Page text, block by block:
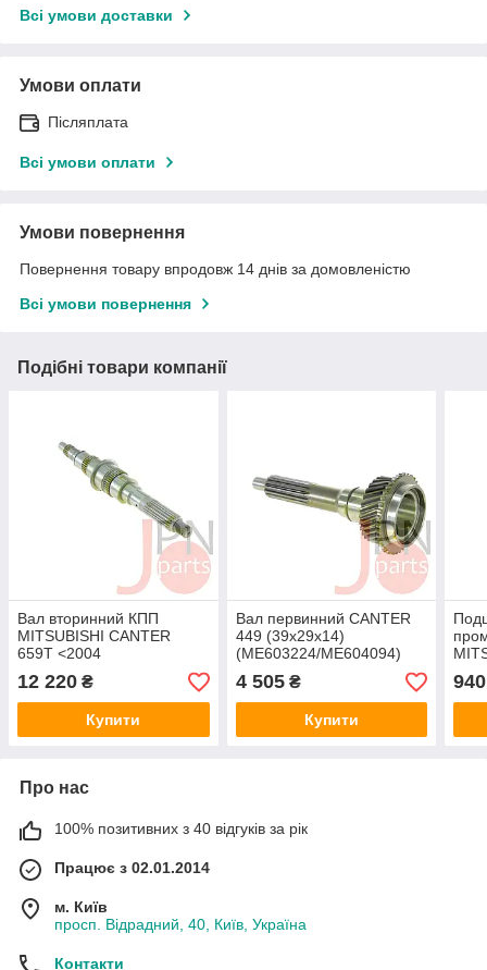
Всі умови доставки
Умови оплати
Післяплата
Всі умови оплати
Умови повернення
Повернення товару впродовж 14 днів за домовленістю
Всі умови повернення
Подібні товари компанії
Вал вторинний КПП
MITSUBISHI CANTER
659T <2004
(ME611734/ME611998)
ENGINE MASTER
12 220 ₴
Купити
Вал первинний CANTER
449 (39x29x14)
(ME603224/ME604094)
ENGINE MASTER
4 505₴
Купити
NTN
940
Про нас
100% позитивних з 40 відгуків за рік
Працює з 02.01.2014
м. Київ
просп. Відрадний, 40, Київ, Україна
Контакти